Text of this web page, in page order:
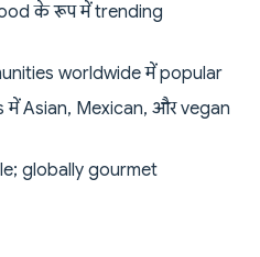
के रूप में trending
worldwide में popular
Asian, Mexican, और vegan
globally gourmet